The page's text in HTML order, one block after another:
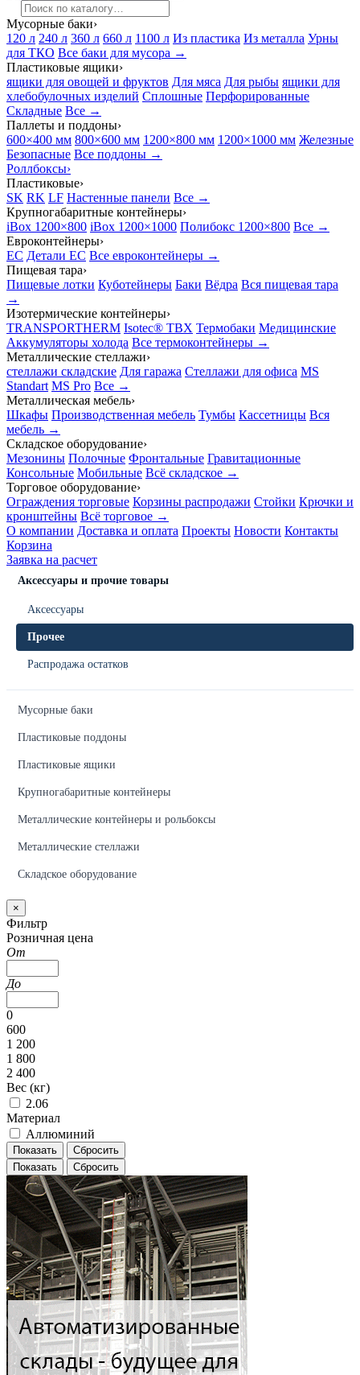
Мусорные баки›
120 л 240 л 360 л 660 л 1100 л Из пластика Из металла Урны
для ТКО Все баки для мусора →
Пластиковые ящики›
ящики для овощей и фруктов Для мяса Для рыбы ящики для
хлебобулочных изделий Сплошные Перфорированные
Складные Все →
Паллеты и поддоны›
600×400 мм 800×600 мм 1200×800 мм 1200×1000 мм Железные
Безопасные Все поддоны →
Роллбоксы›
Пластиковые›
SK RK LF Настенные панели Все →
Крупногабаритные контейнеры›
iBox 1200×800 iBox 1200×1000 Полибокс 1200×800 Все →
Евроконтейнеры›
EC Детали EC Все евроконтейнеры →
Пищевая тара›
Пищевые лотки Куботейнеры Баки Вёдра Вся пищевая тара
→
Изотермические контейнеры›
TRANSPORTHERM Isotec® TBX Термобаки Медицинские
Аккумуляторы холода Все термоконтейнеры →
Металлические стеллажи›
стеллажи складские Для гаража Стеллажи для офиса MS
Standart MS Pro Все →
Металлическая мебель›
Шкафы Производственная мебель Тумбы Кассетницы Вся
мебель →
Складское оборудование›
Мезонины Полочные Фронтальные Гравитационные
Консольные Мобильные Всё складское →
Торговое оборудование›
Ограждения торговые Корзины распродажи Стойки Крючки и
кронштейны Всё торговое →
О компании Доставка и оплата Проекты Новости Контакты
Корзина
Заявка на расчет
Аксессуары и прочие товары
Аксессуары
Прочее
Распродажа остатков
Мусорные баки
Пластиковые поддоны
Пластиковые ящики
Крупногабаритные контейнеры
Металлические контейнеры и рольбоксы
Металлические стеллажи
Складское оборудование
×
Фильтр
Розничная цена
От
До
0
600
1 200
1 800
2 400
Вес (кг)
2.06
Материал
Аллюминий
Показать Сбросить